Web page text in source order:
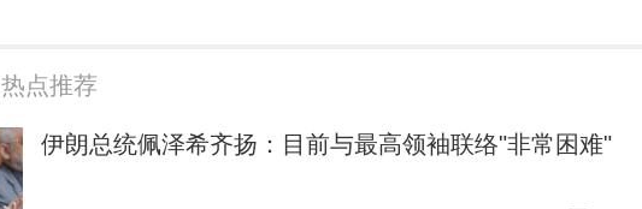
热点推荐
伊朗总统佩泽希齐扬：目前与最高领袖联络"非常困难"